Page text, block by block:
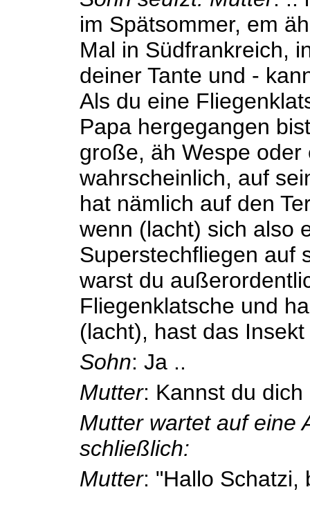
im Spätsommer, em
Mal in Südfrankreich,
deiner Tante und -
Als du eine
Papa hergegangen
große, äh Wespe
wahrscheinlich, auf
hat nämlich auf den
wenn (lacht) sich also
Superstechfliegen auf
warst du
Fliegenklatsche und
(lacht), hast das
Sohn: Ja ..
Mutter: Kannst du
Mutter wartet auf eine
schließlich:
Mutter: "Hallo Schatzi,